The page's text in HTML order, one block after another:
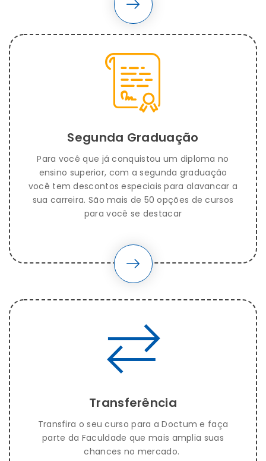
Segunda Graduação
Para você que já conquistou um diploma no
ensino superior, com a segunda graduação
você tem descontos especiais para alavancar a
sua carreira. São mais de 50 opções de cursos
para você se destacar
Transferência
Transfira o seu curso para a Doctum e faça
parte da Faculdade que mais amplia suas
chances no mercado.